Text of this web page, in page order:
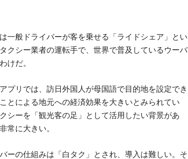
一般ドライバーが客を乗せる「ライドシェア」とい
クシー業者の運転手で、世界で普及しているウーバ
けだ。
プリでは、訪日外国人が母国語で目的地を設定でき
とによる地元への経済効果を大きいとみられてい
シーを「観光客の足」として活用したい背景があ
常に大きい。
ーの仕組みは「白タク」とされ、導入は難しい。そ